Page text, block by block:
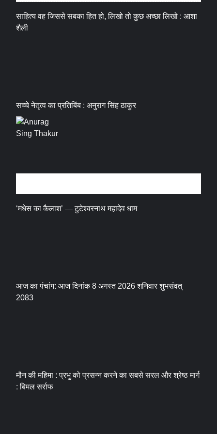
साहित्य वह जिससे सबका हित हो, लिखो तो कुछ अच्छा लिखो : आशा
शैली
सच्चे नेतृत्व का प्रतिबिंब : अनुराग सिंह ठाकुर
‘मधेस का कैलाश’ — टुटेश्वरनाथ महादेव धाम
आज का पंचांग: आज दिनांक 8 अगस्त 2026 शनिवार शुभसंवत्
2083
मौन की महिमा : प्रभु को प्रसन्न करने का सबसे सरल और श्रेष्ठ मार्ग
: बिमल सर्राफ